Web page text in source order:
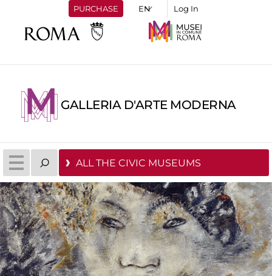
PURCHASE Log In
GALLERIA D'ARTE MODERNA
ALL THE CIVIC MUSEUMS